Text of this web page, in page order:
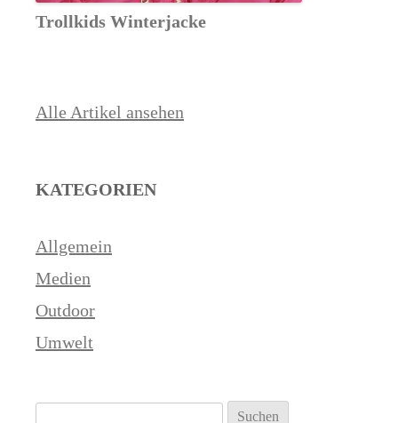
Trollkids Winterjacke
Alle Artikel ansehen
KATEGORIEN
Allgemein
Medien
Outdoor
Umwelt